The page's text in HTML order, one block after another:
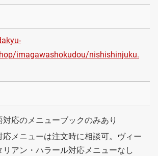
imagawashokudou/nishishinjuku.
対応のメニューブックのみあり
応メニューは注文時に相談可。ヴィー
リアン・ハラール対応メニューなし